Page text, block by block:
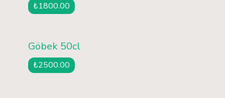
₺1800.00
Göbek 50cl
₺2500.00